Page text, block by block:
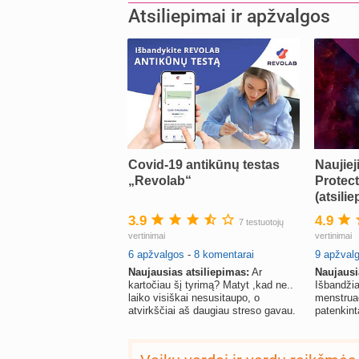
Atsiliepimai ir apžvalgos
Covid-19 antikūnų testas
„Revolab“
3.9
7 testuotojų
vertinimai
6 apžvalgos - 8 komentarai
Naujausias atsiliepimas: Ar
kartočiau šį tyrimą? Matyt ,kad ne..
laiko visiškai nesusitaupo, o
atvirkščiai aš daugiau streso gavau.
4.9
vertinimai
9